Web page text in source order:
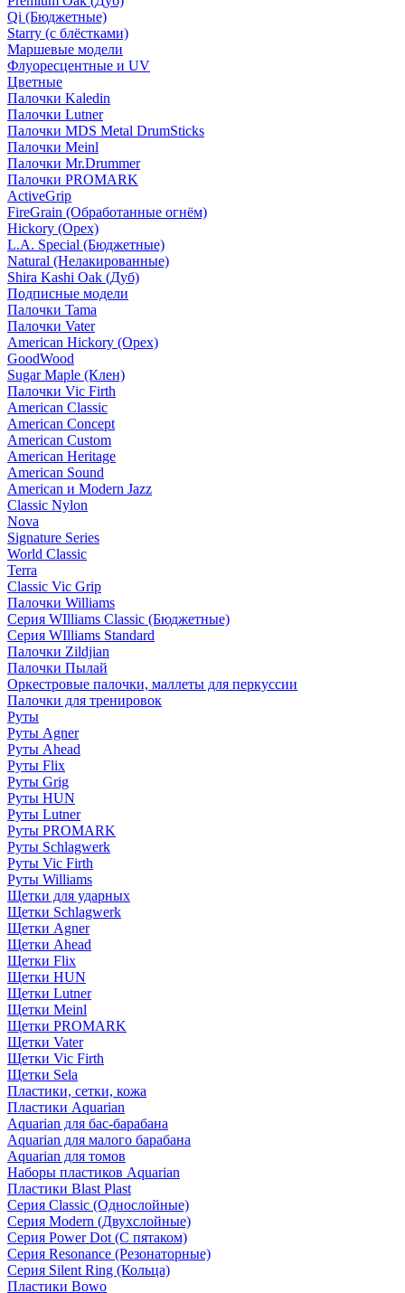
Qi (Бюджетные)
Starry (с блёстками)
Маршевые модели
Флуоресцентные и UV
Цветные
Палочки Kaledin
Палочки Lutner
Палочки MDS Metal DrumSticks
Палочки Meinl
Палочки Mr.Drummer
Палочки PROMARK
ActiveGrip
FireGrain (Обработанные огнём)
Hickory (Орех)
L.A. Special (Бюджетные)
Natural (Нелакированные)
Shira Kashi Oak (Дуб)
Подписные модели
Палочки Tama
Палочки Vater
American Hickory (Орех)
GoodWood
Sugar Maple (Клен)
Палочки Vic Firth
American Classic
American Concept
American Custom
American Heritage
American Sound
American и Modern Jazz
Classic Nylon
Nova
Signature Series
World Classic
Terra
Classic Vic Grip
Палочки Williams
Серия WIlliams Classic (Бюджетные)
Серия WIlliams Standard
Палочки Zildjian
Палочки Пылай
Оркестровые палочки, маллеты для перкуссии
Палочки для тренировок
Руты
Руты Agner
Руты Ahead
Руты Flix
Руты Grig
Руты HUN
Руты Lutner
Руты PROMARK
Руты Schlagwerk
Руты Vic Firth
Руты Williams
Щетки для ударных
Щетки Schlagwerk
Щетки Agner
Щетки Ahead
Щетки Flix
Щетки HUN
Щетки Lutner
Щетки Meinl
Щетки PROMARK
Щетки Vater
Щетки Vic Firth
Щетки Sela
Пластики, сетки, кожа
Пластики Aquarian
Aquarian для бас-барабана
Aquarian для малого барабана
Aquarian для томов
Наборы пластиков Aquarian
Пластики Blast Plast
Серия Classic (Однослойные)
Серия Modern (Двухслойные)
Серия Power Dot (С пятаком)
Серия Resonance (Резонаторные)
Серия Silent Ring (Кольца)
Пластики Bowo